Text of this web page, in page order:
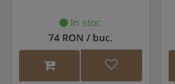
In stoc
74 RON / buc.